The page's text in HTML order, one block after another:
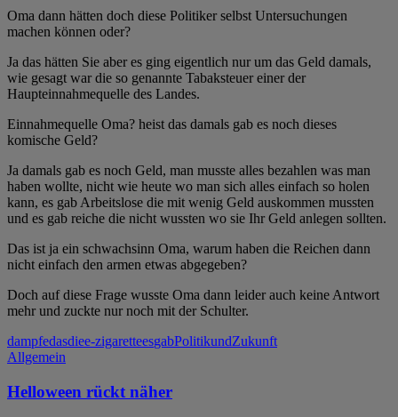
Oma dann hätten doch diese Politiker selbst Untersuchungen
machen können oder?
Ja das hätten Sie aber es ging eigentlich nur um das Geld damals,
wie gesagt war die so genannte Tabaksteuer einer der
Haupteinnahmequelle des Landes.
Einnahmequelle Oma? heist das damals gab es noch dieses
komische Geld?
Ja damals gab es noch Geld, man musste alles bezahlen was man
haben wollte, nicht wie heute wo man sich alles einfach so holen
kann, es gab Arbeitslose die mit wenig Geld auskommen mussten
und es gab reiche die nicht wussten wo sie Ihr Geld anlegen sollten.
Das ist ja ein schwachsinn Oma, warum haben die Reichen dann
nicht einfach den armen etwas abgegeben?
Doch auf diese Frage wusste Oma dann leider auch keine Antwort
mehr und zuckte nur noch mit der Schulter.
dampfedasdiee-zigaretteesgabPolitikundZukunft
Allgemein
Helloween rückt näher